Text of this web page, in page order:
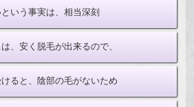
いう事実は、相当深刻
、安く脱毛が出来るので、
ると、陰部の毛がないため